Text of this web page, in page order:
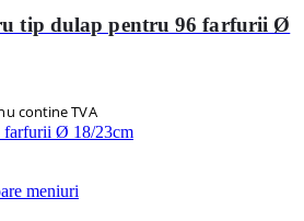
tip dulap pentru 96 farfurii Ø
contine TVA
meniuri